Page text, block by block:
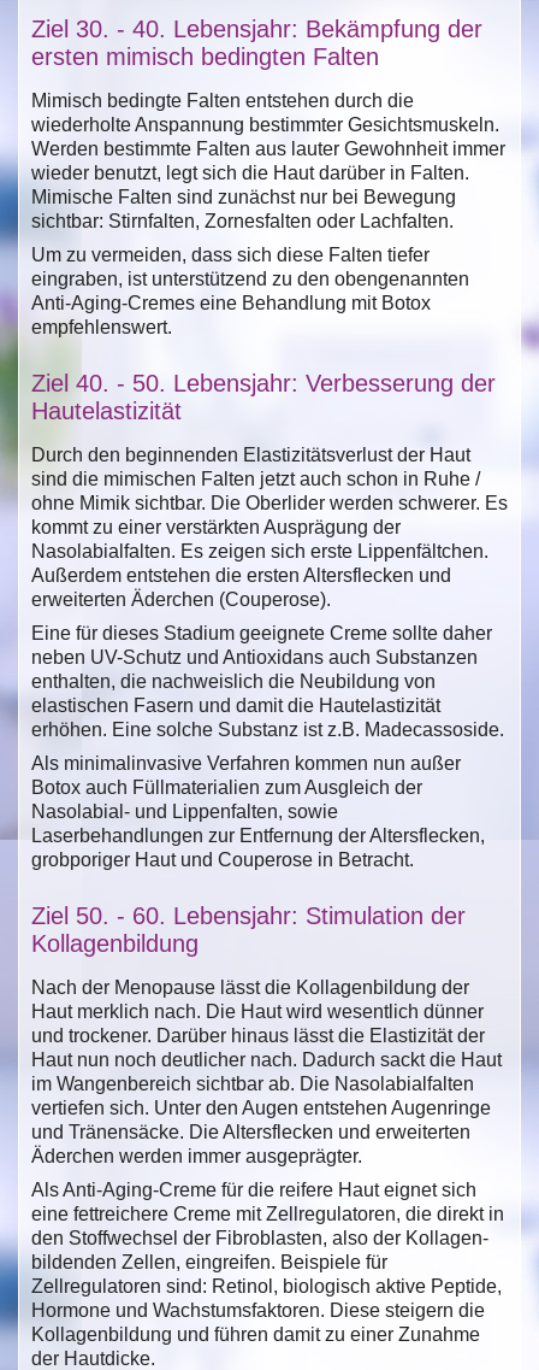
Ziel 30. - 40. Lebensjahr: Bekämpfung der
ersten mimisch bedingten Falten
Mimisch bedingte Falten entstehen durch die
wiederholte Anspannung bestimmter Gesichtsmuskeln.
Werden bestimmte Falten aus lauter Gewohnheit immer
wieder benutzt, legt sich die Haut darüber in Falten.
Mimische Falten sind zunächst nur bei Bewegung
sichtbar: Stirnfalten, Zornesfalten oder Lachfalten.
Um zu vermeiden, dass sich diese Falten tiefer
eingraben, ist unterstützend zu den obengenannten
Anti-Aging-Cremes eine Behandlung mit Botox
empfehlenswert.
Ziel 40. - 50. Lebensjahr: Verbesserung der
Hautelastizität
Durch den beginnenden Elastizitätsverlust der Haut
sind die mimischen Falten jetzt auch schon in Ruhe /
ohne Mimik sichtbar. Die Oberlider werden schwerer. Es
kommt zu einer verstärkten Ausprägung der
Nasolabialfalten. Es zeigen sich erste Lippenfältchen.
Außerdem entstehen die ersten Altersflecken und
erweiterten Äderchen (Couperose).
Eine für dieses Stadium geeignete Creme sollte daher
neben UV-Schutz und Antioxidans auch Substanzen
enthalten, die nachweislich die Neubildung von
elastischen Fasern und damit die Hautelastizität
erhöhen. Eine solche Substanz ist z.B. Madecassoside.
Als minimalinvasive Verfahren kommen nun außer
Botox auch Füllmaterialien zum Ausgleich der
Nasolabial- und Lippenfalten, sowie
Laserbehandlungen zur Entfernung der Altersflecken,
grobporiger Haut und Couperose in Betracht.
Ziel 50. - 60. Lebensjahr: Stimulation der
Kollagenbildung
Nach der Menopause lässt die Kollagenbildung der
Haut merklich nach. Die Haut wird wesentlich dünner
und trockener. Darüber hinaus lässt die Elastizität der
Haut nun noch deutlicher nach. Dadurch sackt die Haut
im Wangenbereich sichtbar ab. Die Nasolabialfalten
vertiefen sich. Unter den Augen entstehen Augenringe
und Tränensäcke. Die Altersflecken und erweiterten
Äderchen werden immer ausgeprägter.
Als Anti-Aging-Creme für die reifere Haut eignet sich
eine fettreichere Creme mit Zellregulatoren, die direkt in
den Stoffwechsel der Fibroblasten, also der Kollagen-
bildenden Zellen, eingreifen. Beispiele für
Zellregulatoren sind: Retinol, biologisch aktive Peptide,
Hormone und Wachstumsfaktoren. Diese steigern die
Kollagenbildung und führen damit zu einer Zunahme
der Hautdicke.